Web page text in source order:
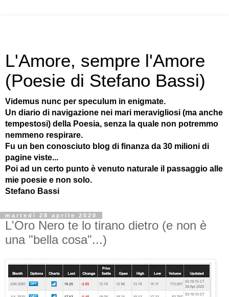
L'Amore, sempre l'Amore
(Poesie di Stefano Bassi)
Videmus nunc per speculum in enigmate.
Un diario di navigazione nei mari meravigliosi (ma anche
tempestosi) della Poesia, senza la quale non potremmo
nemmeno respirare.
Fu un ben conosciuto blog di finanza da 30 milioni di
pagine viste...
Poi ad un certo punto è venuto naturale il passaggio alle
mie poesie e non solo.
Stefano Bassi
martedì 28 aprile 2020
L'Oro Nero te lo tirano dietro (e non è
una "bella cosa"...)